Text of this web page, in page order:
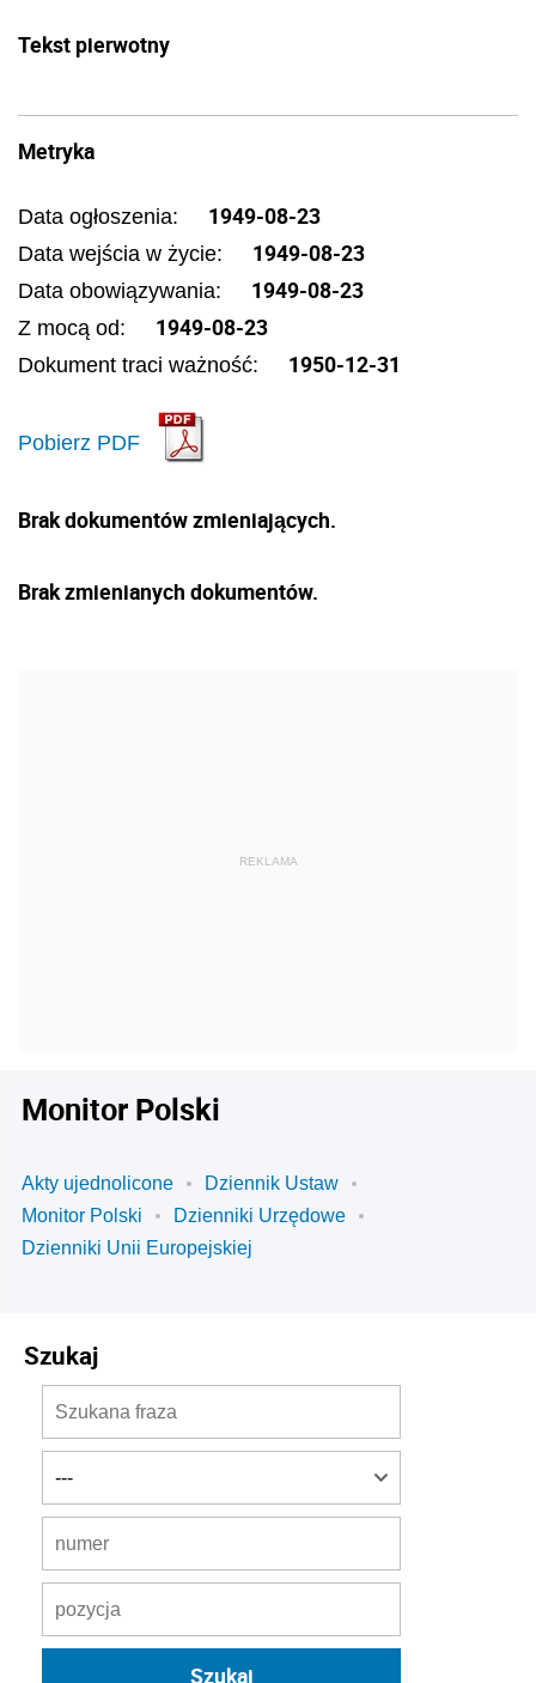
Tekst pierwotny
Metryka
Data ogłoszenia: 1949-08-23
Data wejścia w życie: 1949-08-23
Data obowiązywania: 1949-08-23
Z mocą od: 1949-08-23
Dokument traci ważność: 1950-12-31
Pobierz PDF
Brak dokumentów zmieniających.
Brak zmienianych dokumentów.
Monitor Polski
Akty ujednolicone
Dziennik Ustaw
Monitor Polski
Dzienniki Urzędowe
Dzienniki Unii Europejskiej
Szukaj